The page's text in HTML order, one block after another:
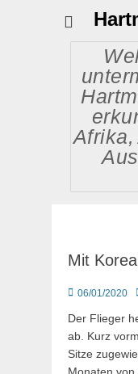
Afrika,
Mit
Posted
06/01/2020
Der Flieger
ab. Kurz
Sitze